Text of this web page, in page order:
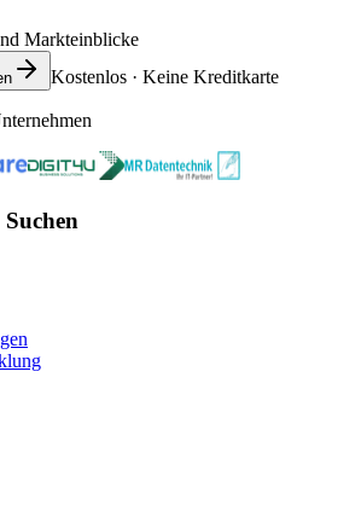
Markteinblicke
Kostenlos · Keine Kreditkarte